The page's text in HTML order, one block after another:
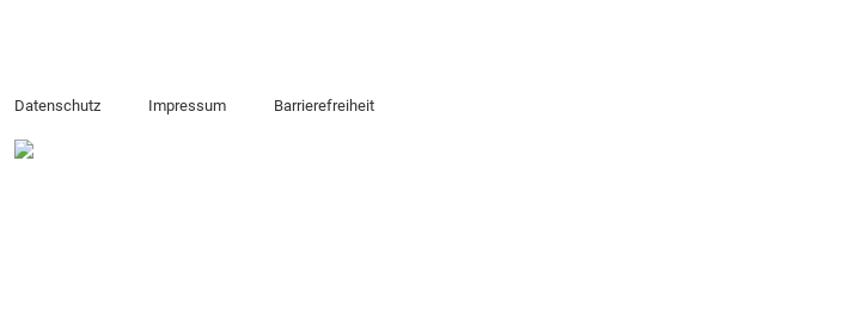
Datenschutz Impressum Barrierefreiheit